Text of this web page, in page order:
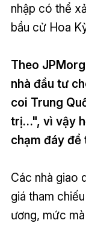
nhập có thể
bầu cử Hoa
Theo
nhà đầu tư
coi Trung
trị…", vì vậy
chạm đáy để
Các nhà giao
giá tham
ương, mức